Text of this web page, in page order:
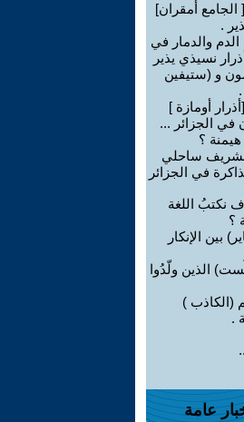
الجامع أمقران]
.
والدمار في
نسيذي يذير
و (ستيفين
أومازة ]
في الجزائر ...
هيمنة ؟
ساحلي
في الجزائر
نكتبُ اللغة
؟
بين الإنكار
الذين ولّدُوا
(الكاذب )
.
عامة